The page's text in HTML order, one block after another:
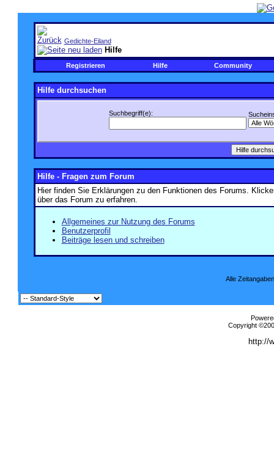
Gedichte-Eiland
Hilfe
Registrieren Hilfe Community
Hilfe durchsuchen
Suchbegriff(e):
Hilfe - Fragen zum Forum
Hier finden Sie Erklärungen zu den Funktionen des Forums.
über das Forum zu erfahren.
Allgemeines zur Nutzung des Forums
Benutzerprofil
Beiträge lesen und schreiben
Alle
Copyright
http://